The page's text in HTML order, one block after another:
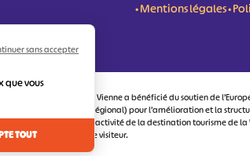
•Mentions légales•
de Tourisme de la Vienne a bénéficié du soutien de
de développement Régional) pour l’amélioration et la
pour une meilleure attractivité de la destination tourisme de la
d’orienter au mieux le visiteur.
que vous
TOUT
sans accepter